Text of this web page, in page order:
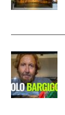
con i
video
primo
fastidio.